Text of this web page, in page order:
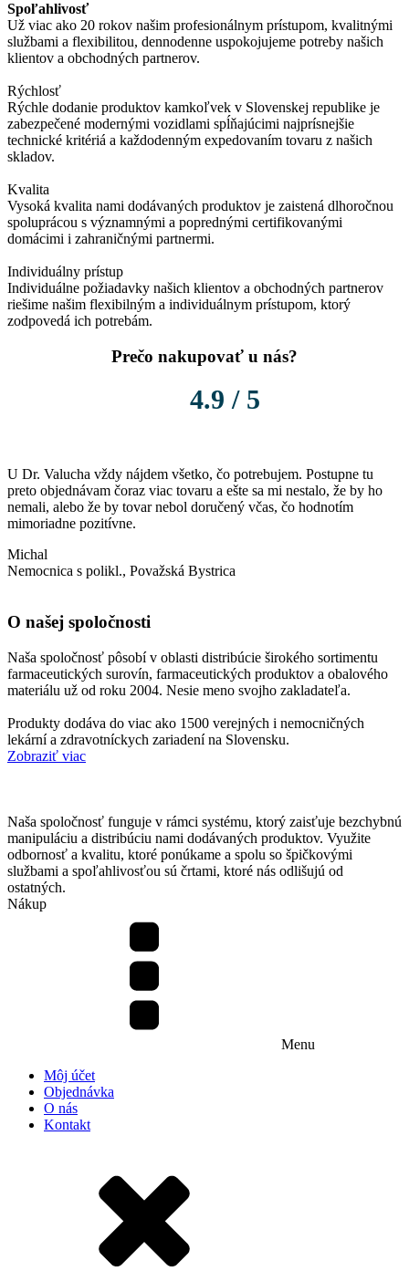
Spoľahlivosť
Už viac ako 20 rokov našim profesionálnym prístupom, kvalitnými
službami a flexibilitou, dennodenne uspokojujeme potreby našich
klientov a obchodných partnerov.
Rýchlosť
Rýchle dodanie produktov kamkoľvek v Slovenskej republike je
zabezpečené modernými vozidlami spĺňajúcimi najprísnejšie
technické kritériá a každodenným expedovaním tovaru z našich
skladov.
Kvalita
Vysoká kvalita nami dodávaných produktov je zaistená dlhoročnou
spoluprácou s významnými a poprednými certifikovanými
domácimi i zahraničnými partnermi.
Individuálny prístup
Individuálne požiadavky našich klientov a obchodných partnerov
riešime našim flexibilným a individuálnym prístupom, ktorý
zodpovedá ich potrebám.
Prečo nakupovať u nás?
4.9 / 5
U Dr. Valucha vždy nájdem všetko, čo potrebujem. Postupne tu
preto objednávam čoraz viac tovaru a ešte sa mi nestalo, že by ho
nemali, alebo že by tovar nebol doručený včas, čo hodnotím
mimoriadne pozitívne.
Michal
Nemocnica s polikl., Považská Bystrica
O našej spoločnosti
Naša spoločnosť pôsobí v oblasti distribúcie širokého sortimentu
farmaceutických surovín, farmaceutických produktov a obalového
materiálu už od roku 2004. Nesie meno svojho zakladateľa.
Produkty dodáva do viac ako 1500 verejných i nemocničných
lekární a zdravotníckych zariadení na Slovensku.
Zobraziť viac
Naša spoločnosť funguje v rámci systému, ktorý zaisťuje bezchybnú
manipuláciu a distribúciu nami dodávaných produktov. Využite
odbornosť a kvalitu, ktoré ponúkame a spolu so špičkovými
službami a spoľahlivosťou sú črtami, ktoré nás odlišujú od
ostatných.
Nákup
Menu
Môj účet
Objednávka
O nás
Kontakt